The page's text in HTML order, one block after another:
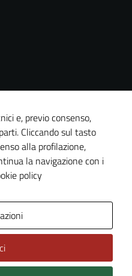
e, previo consenso,
Cliccando sul tasto
alla profilazione,
la navigazione con i
policy